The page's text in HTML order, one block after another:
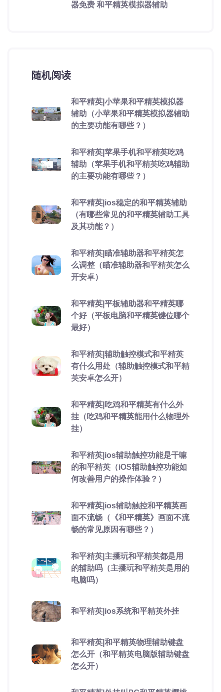
器免费 和平精英模拟器辅助
随机阅读
和平精英|小苹果和平精英模拟器
辅助（小苹果和平精英模拟器辅助
的主要功能有哪些？）
和平精英|苹果手机和平精英吃鸡
辅助（苹果手机和平精英吃鸡辅助
的主要功能有哪些？）
和平精英|ios稳定的和平精英辅助
（有哪些常见的和平精英辅助工具
及其功能？）
和平精英|瞄准辅助器和平精英怎
么调整（瞄准辅助器和平精英怎么
开安卓）
和平精英|平板辅助器和平精英哪
个好（平板电脑和平精英键位哪个
最好）
和平精英|辅助触控模式和平精英
有什么用处（辅助触控模式和平精
英安卓怎么开）
和平精英|吃鸡和平精英有什么外
挂（吃鸡和平精英能用什么物理外
挂）
和平精英|ios辅助触控功能是干嘛
的和平精英（iOS辅助触控功能如
何改善用户的操作体验？）
和平精英|ios辅助触控和平精英画
面不流畅（《和平精英》画面不流
畅的常见原因有哪些？）
和平精英|主播玩和平精英都是用
的辅助吗（主播玩和平精英是用的
电脑吗）
和平精英|ios系统和平精英外挂
和平精英|和平精英物理辅助键盘
怎么开（和平精英电脑版辅助键盘
怎么开）